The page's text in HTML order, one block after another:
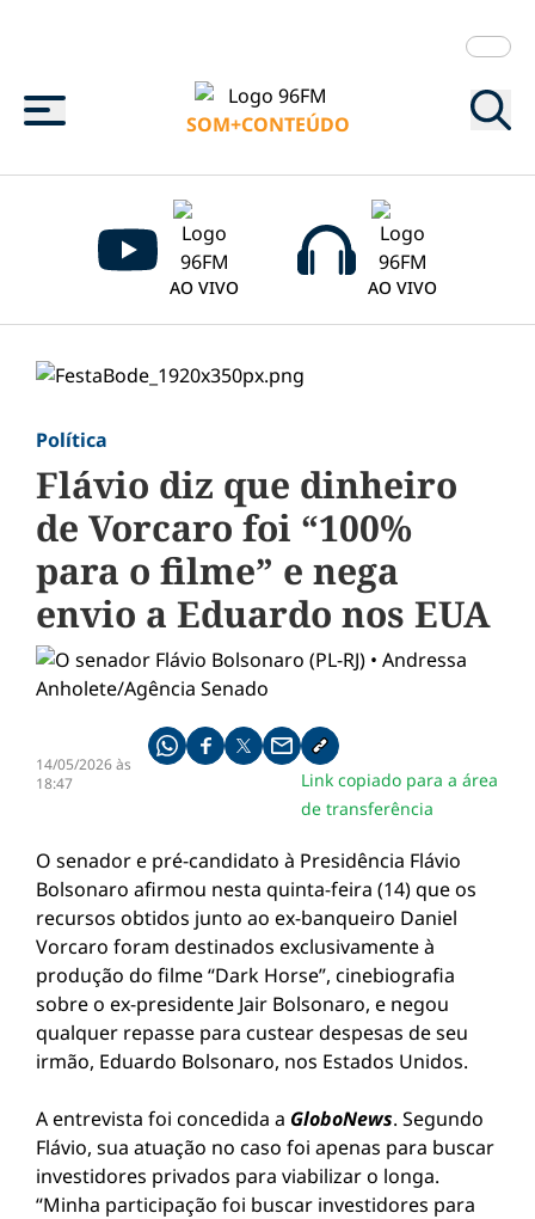
Menu
SOM+CONTEÚDO
AO VIVO AO VIVO
Política
Flávio diz que dinheiro
de Vorcaro foi “100%
para o filme” e nega
envio a Eduardo nos EUA
14/05/2026 às
18:47
Compartilhe pelo whatsapp
Compartilhar no facebook
Compartilhar no twitter
Compartilhe pelo email
Copiar link da notícia
Link copiado para a área
de transferência
O senador e pré-candidato à Presidência Flávio
Bolsonaro afirmou nesta quinta-feira (14) que os
recursos obtidos junto ao ex-banqueiro Daniel
Vorcaro foram destinados exclusivamente à
produção do filme “Dark Horse”, cinebiografia
sobre o ex-presidente Jair Bolsonaro, e negou
qualquer repasse para custear despesas de seu
irmão, Eduardo Bolsonaro, nos Estados Unidos.
A entrevista foi concedida a GloboNews. Segundo
Flávio, sua atuação no caso foi apenas para buscar
investidores privados para viabilizar o longa.
“Minha participação foi buscar investidores para